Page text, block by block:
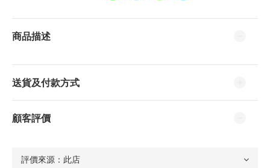
商品描述
送貨及付款方式
顧客評價